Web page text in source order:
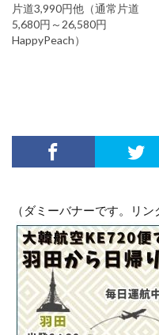
片道3,990円他（通常片道
5,680円～26,580円
HappyPeach）
（ダミーバナーです。リン